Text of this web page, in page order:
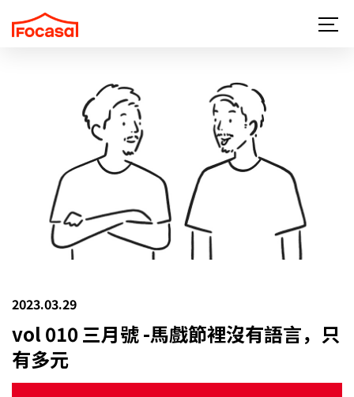
2023.03.29
vol 010 三月號 -馬戲節裡沒有語言，只
有多元
最新消息
讀馬戲
更多馬戲
EN